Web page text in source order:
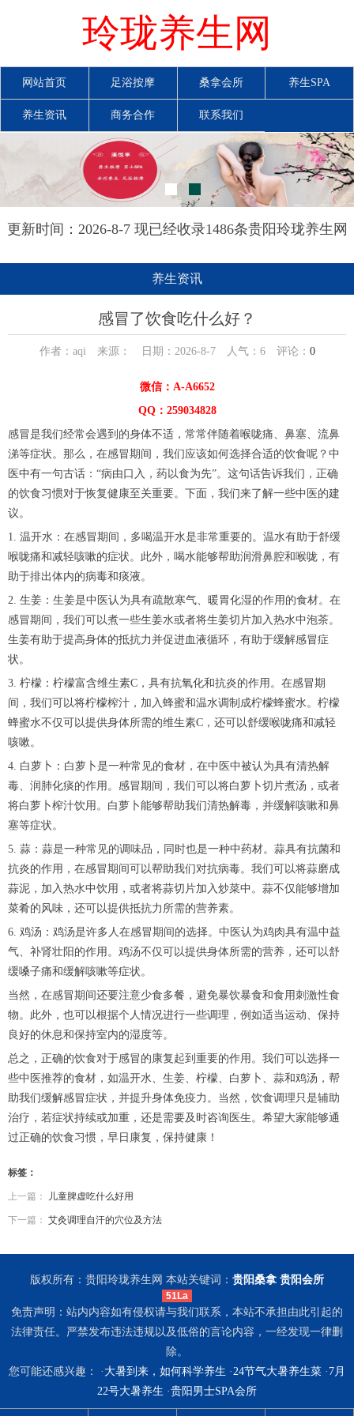
玲珑养生网
网站首页 足浴按摩 桑拿会所 养生SPA
养生资讯 商务合作 联系我们
更新时间：2026-8-7 现已经收录1486条贵阳玲珑养生网
养生资讯
感冒了饮食吃什么好？
作者：aqi 来源： 日期：2026-8-7 人气： 6评论： 0
微信：A-A6652
QQ：259034828
感冒是我们经常会遇到的身体不适，常常伴随着喉咙痛、鼻塞、流鼻
涕等症状。那么，在感冒期间，我们应该如何选择合适的饮食呢？中
医中有一句古话：“病由口入，药以食为先”。这句话告诉我们，正确
的饮食习惯对于恢复健康至关重要。下面，我们来了解一些中医的建
议。
1. 温开水：在感冒期间，多喝温开水是非常重要的。温水有助于舒缓
喉咙痛和减轻咳嗽的症状。此外，喝水能够帮助润滑鼻腔和喉咙，有
助于排出体内的病毒和痰液。
2. 生姜：生姜是中医认为具有疏散寒气、暖胃化湿的作用的食材。在
感冒期间，我们可以煮一些生姜水或者将生姜切片加入热水中泡茶。
生姜有助于提高身体的抵抗力并促进血液循环，有助于缓解感冒症
状。
3. 柠檬：柠檬富含维生素C，具有抗氧化和抗炎的作用。在感冒期
间，我们可以将柠檬榨汁，加入蜂蜜和温水调制成柠檬蜂蜜水。柠檬
蜂蜜水不仅可以提供身体所需的维生素C，还可以舒缓喉咙痛和减轻
咳嗽。
4. 白萝卜：白萝卜是一种常见的食材，在中医中被认为具有清热解
毒、润肺化痰的作用。感冒期间，我们可以将白萝卜切片煮汤，或者
将白萝卜榨汁饮用。白萝卜能够帮助我们清热解毒，并缓解咳嗽和鼻
塞等症状。
5. 蒜：蒜是一种常见的调味品，同时也是一种中药材。蒜具有抗菌和
抗炎的作用，在感冒期间可以帮助我们对抗病毒。我们可以将蒜磨成
蒜泥，加入热水中饮用，或者将蒜切片加入炒菜中。蒜不仅能够增加
菜肴的风味，还可以提供抵抗力所需的营养素。
6. 鸡汤：鸡汤是许多人在感冒期间的选择。中医认为鸡肉具有温中益
气、补肾壮阳的作用。鸡汤不仅可以提供身体所需的营养，还可以舒
缓嗓子痛和缓解咳嗽等症状。
当然，在感冒期间还要注意少食多餐，避免暴饮暴食和食用刺激性食
物。此外，也可以根据个人情况进行一些调理，例如适当运动、保持
良好的休息和保持室内的湿度等。
总之，正确的饮食对于感冒的康复起到重要的作用。我们可以选择一
些中医推荐的食材，如温开水、生姜、柠檬、白萝卜、蒜和鸡汤，帮
助我们缓解感冒症状，并提升身体免疫力。当然，饮食调理只是辅助
治疗，若症状持续或加重，还是需要及时咨询医生。希望大家能够通
过正确的饮食习惯，早日康复，保持健康！
标签：
上一篇： 儿童脾虚吃什么好用
下一篇： 艾灸调理自汗的穴位及方法
版权所有：贵阳玲珑养生网 本站关键词： 贵阳桑拿 贵阳会所
51La
免责声明：站内内容如有侵权请与我们联系，本站不承担由此引起的
法律责任。严禁发布违法违规以及低俗的言论内容，一经发现一律删
除。
您可能还感兴趣： · 大暑到来，如何科学养生 ·24节气大暑养生菜 · 7月
22号大暑养生 ·贵阳男士SPA会所